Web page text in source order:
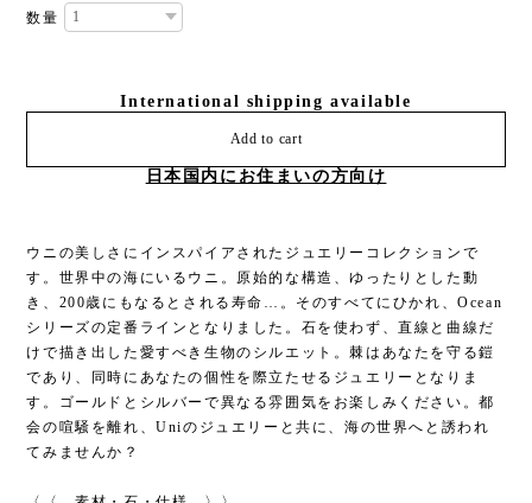
数量
International shipping available
Add to cart
日本国内にお住まいの方向け
ウニの美しさにインスパイアされたジュエリーコレクションで
す。世界中の海にいるウニ。原始的な構造、ゆったりとした動
き、200歳にもなるとされる寿命…。そのすべてにひかれ、Ocean
シリーズの定番ラインとなりました。石を使わず、直線と曲線だ
けで描き出した愛すべき生物のシルエット。棘はあなたを守る鎧
であり、同時にあなたの個性を際立たせるジュエリーとなりま
す。ゴールドとシルバーで異なる雰囲気をお楽しみください。都
会の喧騒を離れ、Uniのジュエリーと共に、海の世界へと誘われ
てみませんか？